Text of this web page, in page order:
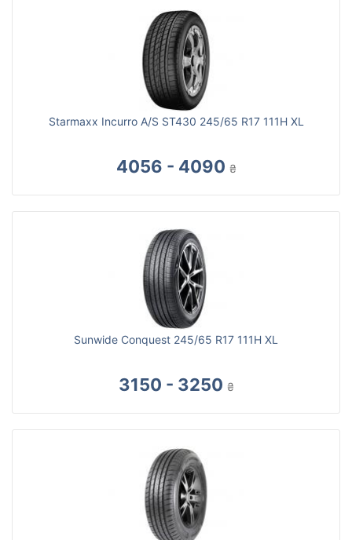
Starmaxx Incurro A/S ST430 245/65 R17 111H XL
4056 - 4090 ₴
Sunwide Conquest 245/65 R17 111H XL
3150 - 3250 ₴